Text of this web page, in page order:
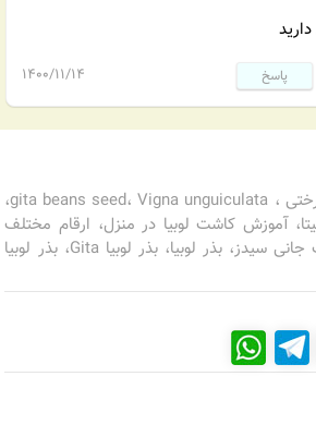
پاسخ 1400/11/14
لوبیا سبز درختی ، gita beans seed، Vigna unguiculata،
آموزش کاشت لوبیا در منزل، ارقام مختلف
لوبیا، بذر صیفیجات شرکت جانی سیدز، بذر لوبیا، بذر لوبیا Gita، بذر لوبیا